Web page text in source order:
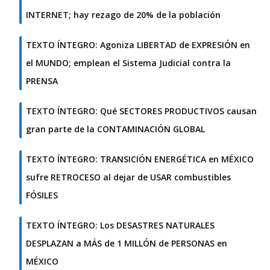
INTERNET; hay rezago de 20% de la población
TEXTO ÍNTEGRO: Agoniza LIBERTAD de EXPRESIÓN en
el MUNDO; emplean el Sistema Judicial contra la
PRENSA
TEXTO ÍNTEGRO: Qué SECTORES PRODUCTIVOS causan
gran parte de la CONTAMINACIÓN GLOBAL
TEXTO ÍNTEGRO: TRANSICIÓN ENERGÉTICA en MÉXICO
sufre RETROCESO al dejar de USAR combustibles
FÓSILES
TEXTO ÍNTEGRO: Los DESASTRES NATURALES
DESPLAZAN a MÁS de 1 MILLÓN de PERSONAS en
MÉXICO